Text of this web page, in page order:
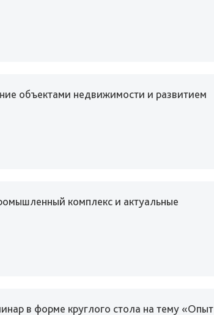
объектами недвижимости и развитием
комплекс и актуальные
в форме круглого стола на тему «Опыт